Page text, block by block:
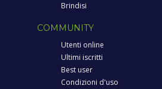
Brindisi
COMMUNITY
Utenti online
Ultimi iscritti
Best user
Condizioni d'uso